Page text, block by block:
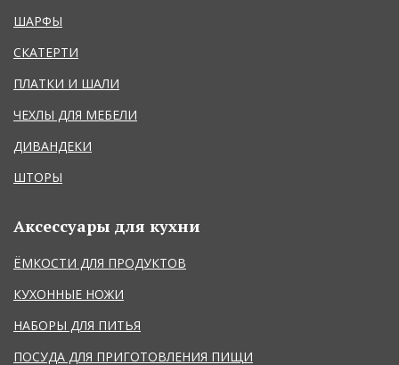
ШАРФЫ
СКАТЕРТИ
ПЛАТКИ И ШАЛИ
ЧЕХЛЫ ДЛЯ МЕБЕЛИ
ДИВАНДЕКИ
ШТОРЫ
Аксессуары для кухни
ЁМКОСТИ ДЛЯ ПРОДУКТОВ
КУХОННЫЕ НОЖИ
НАБОРЫ ДЛЯ ПИТЬЯ
ПОСУДА ДЛЯ ПРИГОТОВЛЕНИЯ ПИЩИ